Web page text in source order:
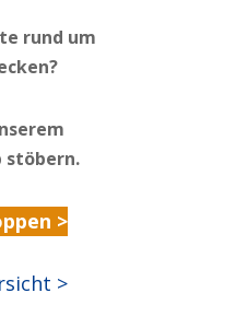
rund um
stöbern.
>
>